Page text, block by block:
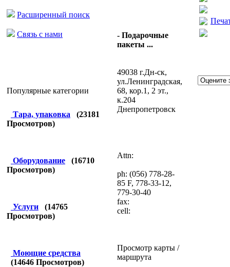
Расширенный поиск
Связь с нами
Популярные категории
Тара, упаковка (23181
Просмотров)
Оборудование (16710
Просмотров)
Услуги (14765
Просмотров)
Моющие средства
(14646 Просмотров)
- Подарочные
пакеты ...
49038 г.Дн-ск,
ул.Ленинградская,
68, кор.1, 2 эт.,
к.204
Днепропетровск
Attn:
ph: (056) 778-28-
85 F, 778-33-12,
779-30-40
fax:
cell:
Просмотр карты /
маршрута